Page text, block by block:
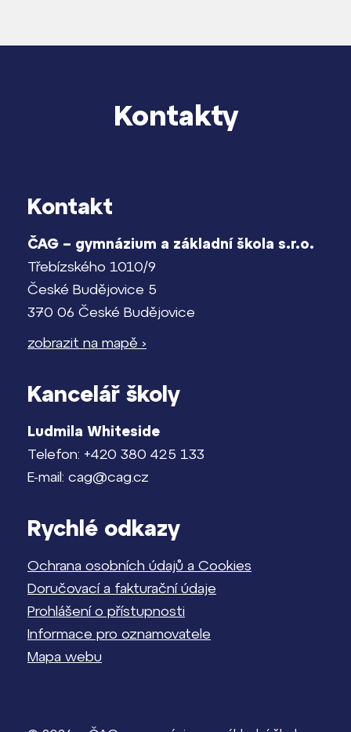
Kontakty
Kontakt
ČAG – gymnázium a základní škola s.r.o.
Třebízského 1010/9
České Budějovice 5
370 06 České Budějovice
zobrazit na mapě ›
Kancelář školy
Ludmila Whiteside
Telefon: +420 380 425 133
E-mail: cag@cag.cz
Rychlé odkazy
Ochrana osobních údajů a Cookies
Doručovací a fakturační údaje
Prohlášení o přístupnosti
Informace pro oznamovatele
Mapa webu